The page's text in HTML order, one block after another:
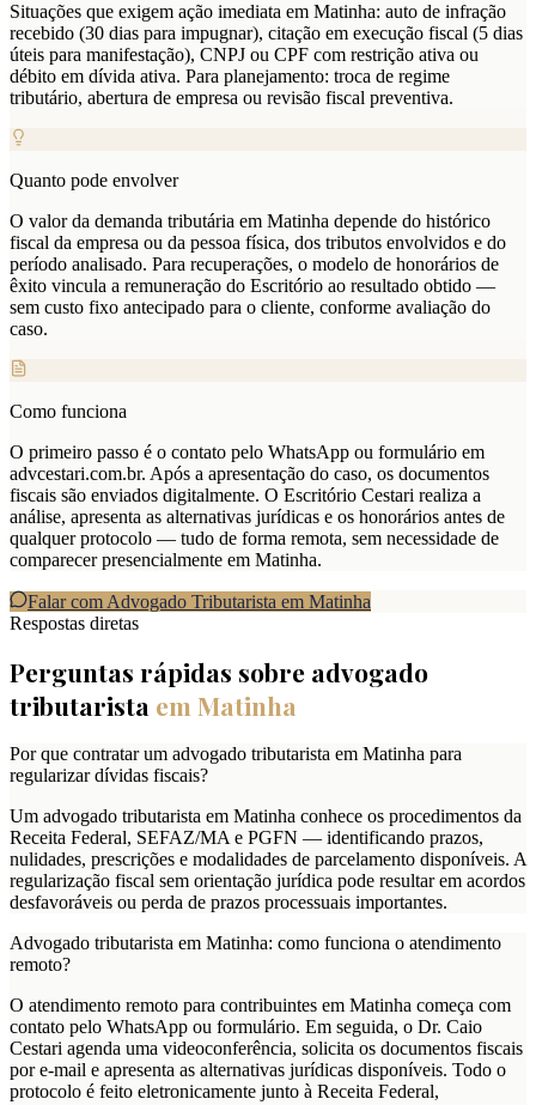
Situações que exigem ação imediata em Matinha: auto de infração
recebido (30 dias para impugnar), citação em execução fiscal (5 dias
úteis para manifestação), CNPJ ou CPF com restrição ativa ou
débito em dívida ativa. Para planejamento: troca de regime
tributário, abertura de empresa ou revisão fiscal preventiva.
Quanto pode envolver
O valor da demanda tributária em Matinha depende do histórico
fiscal da empresa ou da pessoa física, dos tributos envolvidos e do
período analisado. Para recuperações, o modelo de honorários de
êxito vincula a remuneração do Escritório ao resultado obtido —
sem custo fixo antecipado para o cliente, conforme avaliação do
caso.
Como funciona
O primeiro passo é o contato pelo WhatsApp ou formulário em
advcestari.com.br. Após a apresentação do caso, os documentos
fiscais são enviados digitalmente. O Escritório Cestari realiza a
análise, apresenta as alternativas jurídicas e os honorários antes de
qualquer protocolo — tudo de forma remota, sem necessidade de
comparecer presencialmente em Matinha.
Falar com Advogado Tributarista em Matinha
Respostas diretas
Perguntas rápidas sobre advogado
tributarista em Matinha
Por que contratar um advogado tributarista em Matinha para
regularizar dívidas fiscais?
Um advogado tributarista em Matinha conhece os procedimentos da
Receita Federal, SEFAZ/MA e PGFN — identificando prazos,
nulidades, prescrições e modalidades de parcelamento disponíveis. A
regularização fiscal sem orientação jurídica pode resultar em acordos
desfavoráveis ou perda de prazos processuais importantes.
Advogado tributarista em Matinha: como funciona o atendimento
remoto?
O atendimento remoto para contribuintes em Matinha começa com
contato pelo WhatsApp ou formulário. Em seguida, o Dr. Caio
Cestari agenda uma videoconferência, solicita os documentos fiscais
por e-mail e apresenta as alternativas jurídicas disponíveis. Todo o
protocolo é feito eletronicamente junto à Receita Federal,